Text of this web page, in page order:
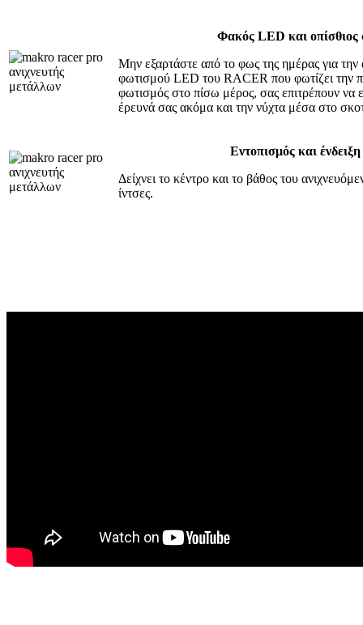
Φακός LED και οπίσθιος
Μην εξαρτάστε από το φως της ημέρας για
φωτισμού LED του RACER που φωτίζει την
φωτισμός στο πίσω μέρος, σας επιτρέπουν να
έρευνά σας ακόμα και την νύχτα μέσα στο
Εντοπισμός και
Δείχνει το κέντρο και το βάθος του
ίντσες.